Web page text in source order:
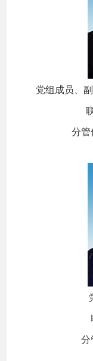
党组成员、副
联
分管优
党
联
分管